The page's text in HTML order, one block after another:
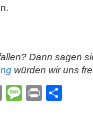
Dann sagen
würden wir uns
EmailMessage
Print